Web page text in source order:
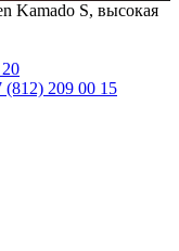
Kamado S, высокая
(812) 209 00 15